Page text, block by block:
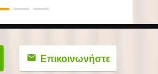
Επικοινωνήστε